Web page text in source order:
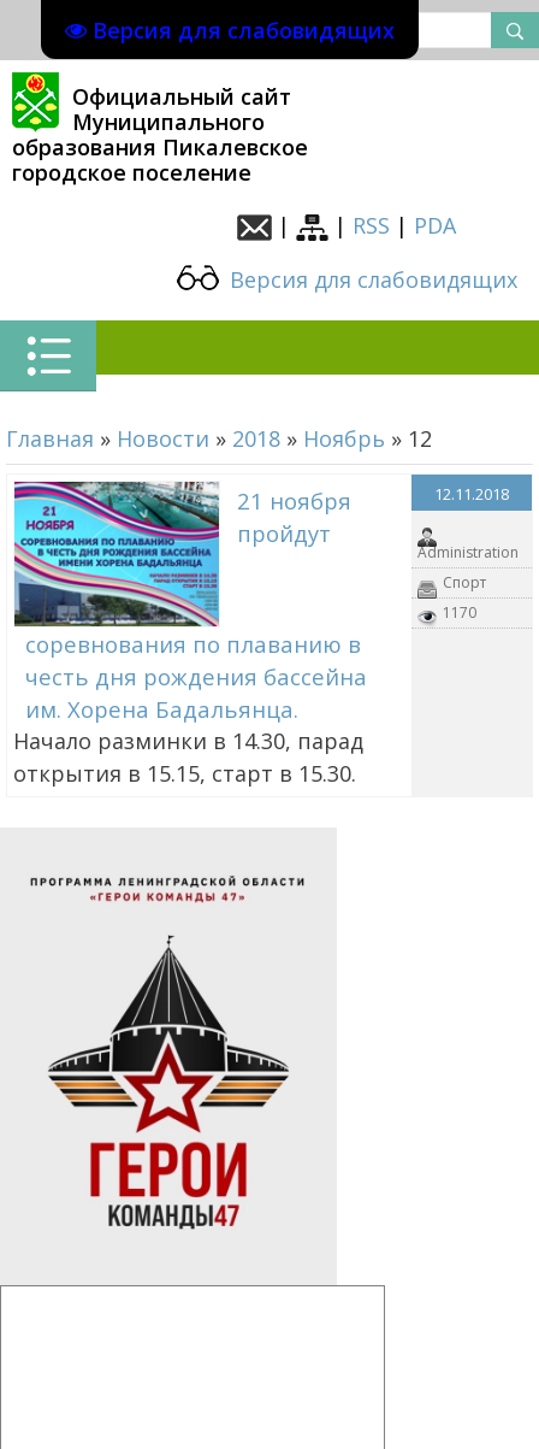
Версия для слабовидящих
Официальный сайт
Муниципального
образования Пикалевское
городское поселение
|
| RSS | PDA
Версия для слабовидящих
Главная » Новости » 2018 » Ноябрь » 12
21 ноября
пройдут
соревнования по плаванию в
честь дня рождения бассейна
им. Хорена Бадальянца.
Начало разминки в 14.30, парад
открытия в 15.15, старт в 15.30.
12.11.2018
Administration
Спорт
1170